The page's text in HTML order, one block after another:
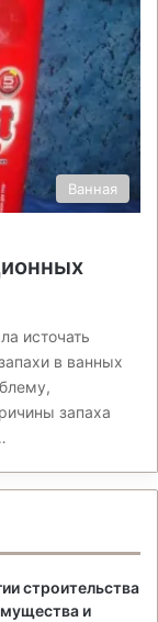
Ванная
источать
в ванных
запаха
строительства
и